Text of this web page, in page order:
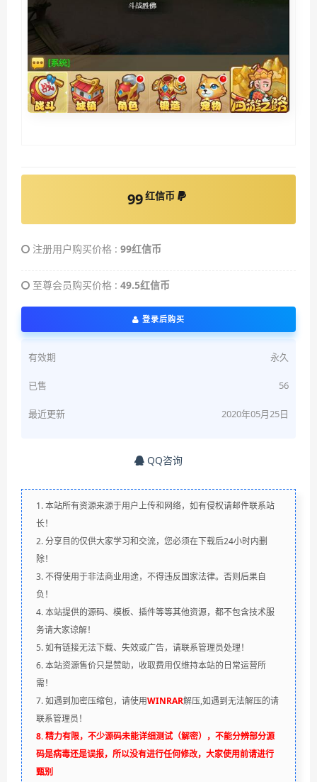
99红信币
注册用户购买价格 : 99红信币
至尊会员购买价格 : 49.5红信币
登录后购买
有效期 永久
已售 56
最近更新 2020年05月25日
QQ咨询
1. 本站所有资源来源于用户上传和网络，如有侵权请邮件联系站
长！
2. 分享目的仅供大家学习和交流，您必须在下载后24小时内删
除！
3. 不得使用于非法商业用途，不得违反国家法律。否则后果自
负！
4. 本站提供的源码、模板、插件等等其他资源，都不包含技术服
务请大家谅解！
5. 如有链接无法下载、失效或广告，请联系管理员处理！
6. 本站资源售价只是赞助，收取费用仅维持本站的日常运营所
需！
7. 如遇到加密压缩包，请使用WINRAR解压,如遇到无法解压的请
联系管理员！
8. 精力有限，不少源码未能详细测试（解密），不能分辨部分源
码是病毒还是误报，所以没有进行任何修改，大家使用前请进行
甄别